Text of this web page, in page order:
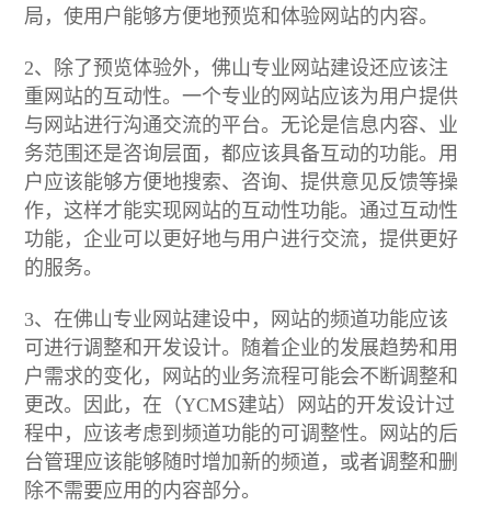
局，使用户能够方便地预览和体验网站的内容。
2、除了预览体验外，佛山专业网站建设还应该注
重网站的互动性。一个专业的网站应该为用户提供
与网站进行沟通交流的平台。无论是信息内容、业
务范围还是咨询层面，都应该具备互动的功能。用
户应该能够方便地搜索、咨询、提供意见反馈等操
作，这样才能实现网站的互动性功能。通过互动性
功能，企业可以更好地与用户进行交流，提供更好
的服务。
3、在佛山专业网站建设中，网站的频道功能应该
可进行调整和开发设计。随着企业的发展趋势和用
户需求的变化，网站的业务流程可能会不断调整和
更改。因此，在（YCMS建站）网站的开发设计过
程中，应该考虑到频道功能的可调整性。网站的后
台管理应该能够随时增加新的频道，或者调整和删
除不需要应用的内容部分。